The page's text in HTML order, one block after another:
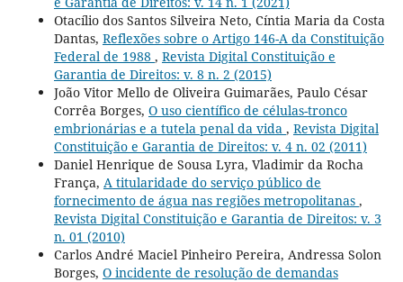
Otacílio dos Santos Silveira Neto, Cíntia Maria da Costa
Dantas, Reflexões sobre o Artigo 146-A da Constituição
Federal de 1988 , Revista Digital Constituição e
Garantia de Direitos: v. 8 n. 2 (2015)
João Vitor Mello de Oliveira Guimarães, Paulo César
Corrêa Borges, O uso científico de células-tronco
embrionárias e a tutela penal da vida , Revista Digital
Constituição e Garantia de Direitos: v. 4 n. 02 (2011)
Daniel Henrique de Sousa Lyra, Vladimir da Rocha
França, A titularidade do serviço público de
fornecimento de água nas regiões metropolitanas ,
Revista Digital Constituição e Garantia de Direitos: v. 3
n. 01 (2010)
Carlos André Maciel Pinheiro Pereira, Andressa Solon
Borges, O incidente de resolução de demandas